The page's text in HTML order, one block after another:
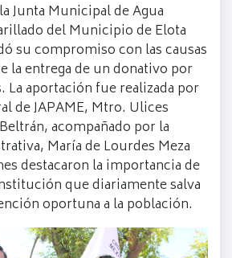
Junta Municipal de Agua
del Municipio de Elota
su compromiso con las causas
la entrega de un donativo por
La aportación fue realizada por
de JAPAME, Mtro. Ulices
acompañado por la
María de Lourdes Meza
destacaron la importancia de
que diariamente salva
oportuna a la población.